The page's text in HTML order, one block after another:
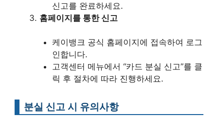
신고를 완료하세요.
홈페이지를 통한 신고
케이뱅크 공식 홈페이지에 접속하여 로그
인합니다.
고객센터 메뉴에서 “카드 분실 신고”를 클
릭 후 절차에 따라 진행하세요.
분실 신고 시 유의사항